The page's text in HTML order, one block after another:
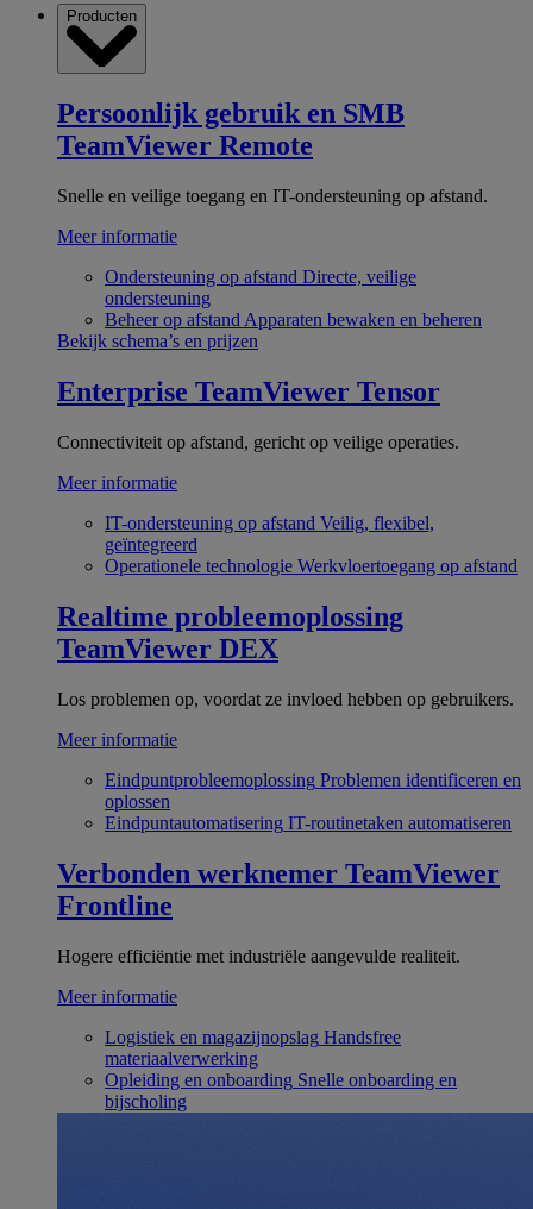
Producten
Persoonlijk gebruik en SMB
TeamViewer Remote
Snelle en veilige toegang en IT-ondersteuning op afstand.
Meer informatie
Ondersteuning op afstand Directe, veilige
ondersteuning
Beheer op afstand Apparaten bewaken en beheren
Bekijk schema’s en prijzen
Enterprise TeamViewer Tensor
Connectiviteit op afstand, gericht op veilige operaties.
Meer informatie
IT-ondersteuning op afstand Veilig, flexibel,
geïntegreerd
Operationele technologie Werkvloertoegang op afstand
Realtime probleemoplossing
TeamViewer DEX
Los problemen op, voordat ze invloed hebben op gebruikers.
Meer informatie
Eindpuntprobleemoplossing Problemen identificeren en
oplossen
Eindpuntautomatisering IT-routinetaken automatiseren
Verbonden werknemer TeamViewer
Frontline
Hogere efficiëntie met industriële aangevulde realiteit.
Meer informatie
Logistiek en magazijnopslag Handsfree
materiaalverwerking
Opleiding en onboarding Snelle onboarding en
bijscholing